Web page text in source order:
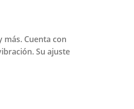
más. Cuenta con
Su ajuste